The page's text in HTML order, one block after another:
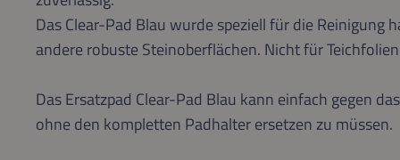
Das Clear-Pad Blau wurde speziell für die
andere robuste Steinoberflächen. Nicht für
Das Ersatzpad Clear-Pad Blau kann einfach gegen
ohne den kompletten Padhalter ersetzen zu müssen.